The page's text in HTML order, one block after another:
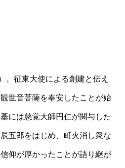
。征東大使による創建と伝え
世音菩薩を奉安したことが始
には慈覚大師円仁が関与した
五郎をはじめ、町火消し衆な
仰が厚かったことが語り継が